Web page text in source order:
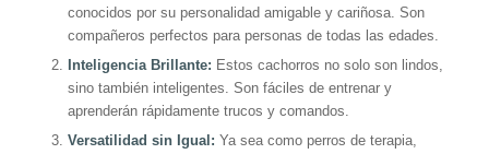
conocidos por su personalidad amigable y cariñosa. Son
compañeros perfectos para personas de todas las edades.
Inteligencia Brillante: Estos cachorros no solo son lindos,
sino también inteligentes. Son fáciles de entrenar y
aprenderán rápidamente trucos y comandos.
Versatilidad sin Igual: Ya sea como perros de terapia,